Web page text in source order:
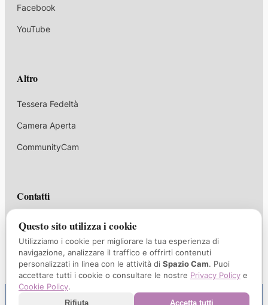
Facebook
YouTube
Altro
Tessera Fedeltà
Camera Aperta
CommunityCam
Contatti
corsi@spaziocam.it
+39 339 1047732
Via Borgo Palazzo 35/A, Bergamo
Copyright © SpazioCam snc | P.IVA 04808650164 | Tutti i diritti
Questo sito utilizza i cookie
Utilizziamo i cookie per migliorare la tua esperienza di
navigazione, analizzare il traffico e offrirti contenuti
personalizzati in linea con le attività di Spazio Cam. Puoi
accettare tutti i cookie o consultare le nostre Privacy Policy e
Cookie Policy.
Rifiuta Accetta tutti